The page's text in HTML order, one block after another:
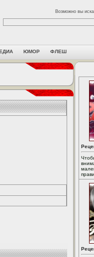
Возможно вы
ЮМОР ФЛЕШ